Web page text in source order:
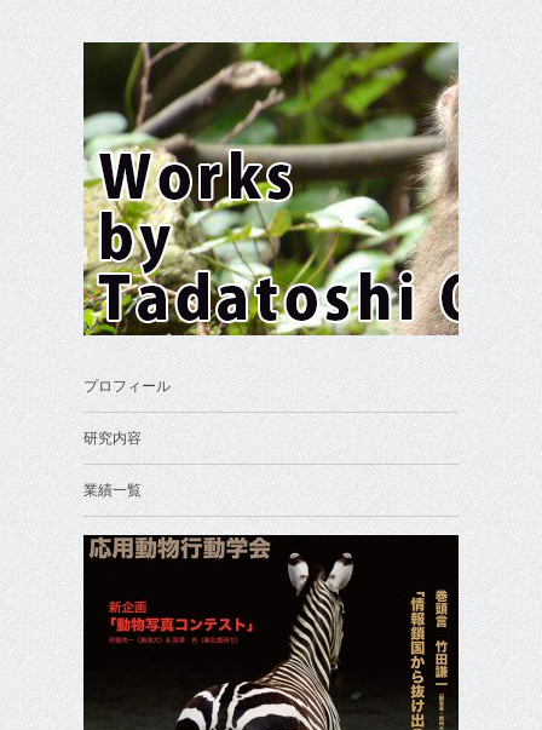
プロフィール
研究内容
業績一覧